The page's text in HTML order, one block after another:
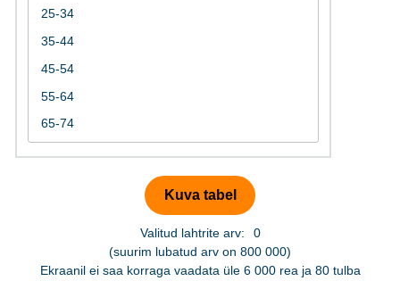
Valitud lahtrite arv:
0
(suurim lubatud arv on 800 000)
Ekraanil ei saa korraga vaadata üle 6 000 rea ja 80 tulba